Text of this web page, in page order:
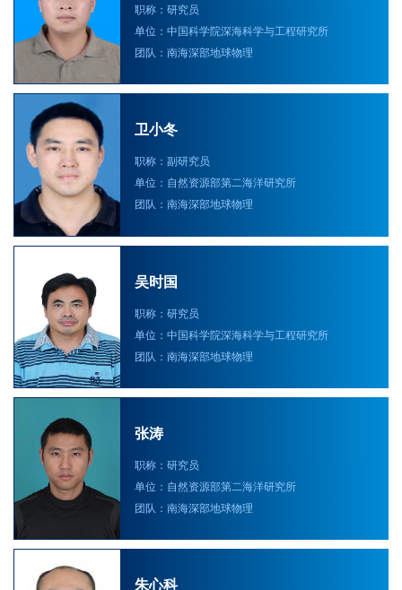
职称：研究员
单位：中国科学院深海科学与工程研究所
团队：南海深部地球物理
卫小冬
职称：副研究员
单位：自然资源部第二海洋研究所
团队：南海深部地球物理
吴时国
职称：研究员
单位：中国科学院深海科学与工程研究所
团队：南海深部地球物理
张涛
职称：研究员
单位：自然资源部第二海洋研究所
团队：南海深部地球物理
朱心科